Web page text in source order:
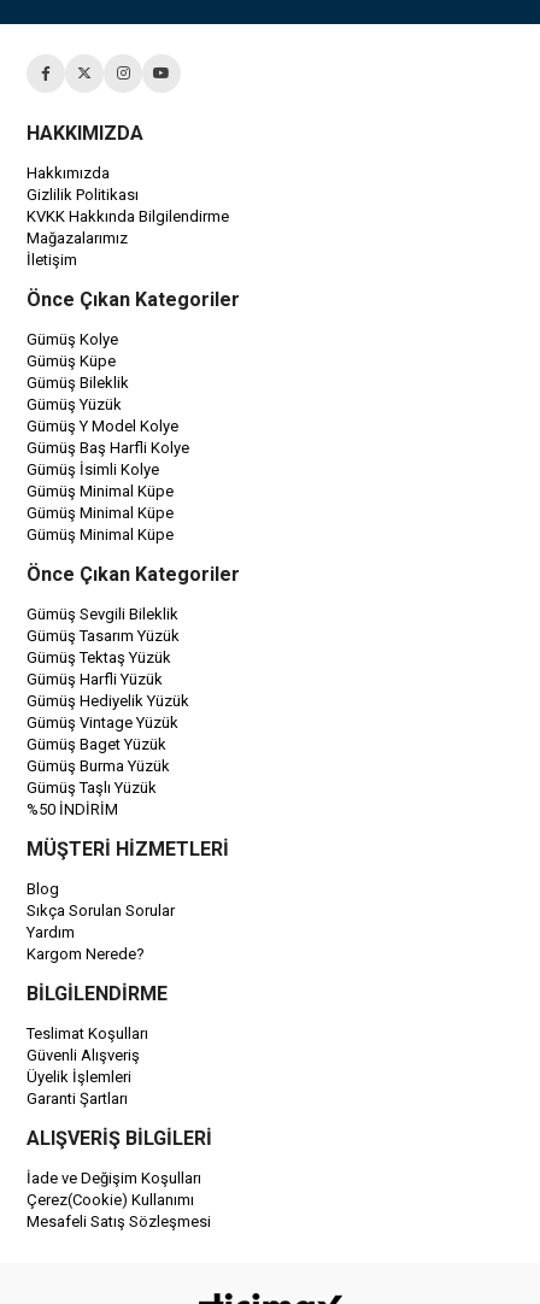
HAKKIMIZDA
Hakkımızda
Gizlilik Politikası
KVKK Hakkında Bilgilendirme
Mağazalarımız
İletişim
Önce Çıkan Kategoriler
Gümüş Kolye
Gümüş Küpe
Gümüş Bileklik
Gümüş Yüzük
Gümüş Y Model Kolye
Gümüş Baş Harfli Kolye
Gümüş İsimli Kolye
Gümüş Minimal Küpe
Gümüş Minimal Küpe
Gümüş Minimal Küpe
Önce Çıkan Kategoriler
Gümüş Sevgili Bileklik
Gümüş Tasarım Yüzük
Gümüş Tektaş Yüzük
Gümüş Harfli Yüzük
Gümüş Hediyelik Yüzük
Gümüş Vintage Yüzük
Gümüş Baget Yüzük
Gümüş Burma Yüzük
Gümüş Taşlı Yüzük
%50 İNDİRİM
MÜŞTERİ HİZMETLERİ
Blog
Sıkça Sorulan Sorular
Yardım
Kargom Nerede?
BİLGİLENDİRME
Teslimat Koşulları
Güvenli Alışveriş
Üyelik İşlemleri
Garanti Şartları
ALIŞVERİŞ BİLGİLERİ
İade ve Değişim Koşulları
Çerez(Cookie) Kullanımı
Mesafeli Satış Sözleşmesi